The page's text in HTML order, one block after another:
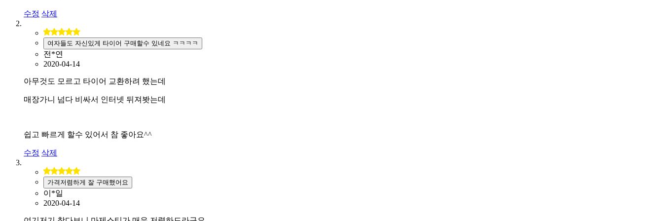
수정 삭제
여자들도 자신있게 타이어 구매할수 있네요 ㅋㅋㅋㅋ
전*연
2020-04-14
아무것도 모르고 타이어 교환하려 했는데
매장가니 넘다 비싸서 인터넷 뒤져봣는데
쉽고 빠르게 할수 있어서 참 좋아요^^
수정 삭제
가격저렴하게 잘 구매했어요
이*일
2020-04-14